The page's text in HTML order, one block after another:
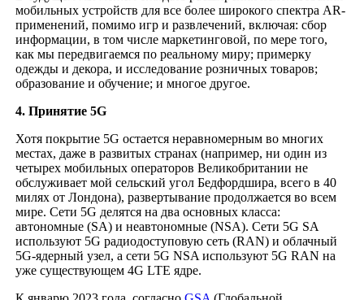
мобильных устройств для все более широкого спектра AR-
применений, помимо игр и развлечений, включая: сбор
информации, в том числе маркетинговой, по мере того,
как мы передвигаемся по реальному миру; примерку
одежды и декора, и исследование розничных товаров;
образование и обучение; и многое другое.
4. Принятие 5G
Хотя покрытие 5G остается неравномерным во многих
местах, даже в развитых странах (например, ни один из
четырех мобильных операторов Великобритании не
обслуживает мой сельский угол Бедфордшира, всего в 40
милях от Лондона), развертывание продолжается во всем
мире. Сети 5G делятся на два основных класса:
автономные (SA) и неавтономные (NSA). Сети 5G SA
используют 5G радиодоступовую сеть (RAN) и облачный
5G-ядерный узел, а сети 5G NSA используют 5G RAN на
уже существующем 4G LTE ядре.